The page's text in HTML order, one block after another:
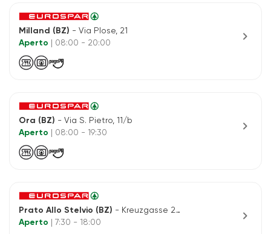
Milland (BZ) - Via Plose, 21
Aperto
| 08:00 - 20:00 chevron_right
Ora (BZ) - Via S. Pietro, 11/b
Aperto
| 08:00 - 19:30 chevron_right
Prato Allo Stelvio (BZ) - Kreuzgasse 2/b
Aperto
| 7:30 - 18:00 chevron_right